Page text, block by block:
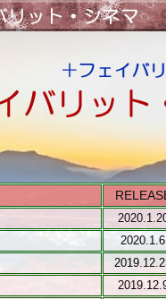
2020.1.6